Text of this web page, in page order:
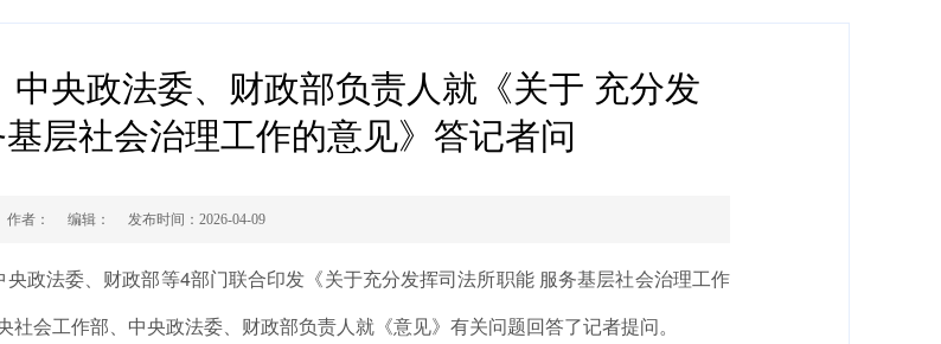
央政法委、财政部负责人就《关于 充分发
层社会治理工作的意见》答记者问
作者： 编辑： 发布时间： 2026-04-09
法委、财政部等4部门联合印发《关于充分发挥司法所职能 服务基层社会治理工作
会工作部、中央政法委、财政部负责人就《意见》有关问题回答了记者提问。